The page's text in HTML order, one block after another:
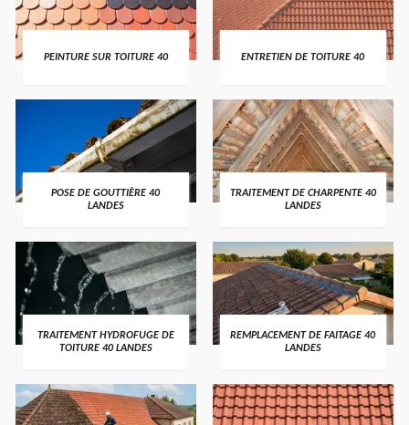
PEINTURE SUR TOITURE 40 ENTRETIEN DE TOITURE 40
POSE DE GOUTTIÈRE 40
LANDES
TRAITEMENT DE CHARPENTE 40
LANDES
TRAITEMENT HYDROFUGE DE
TOITURE 40 LANDES
REMPLACEMENT DE FAITAGE 40
LANDES